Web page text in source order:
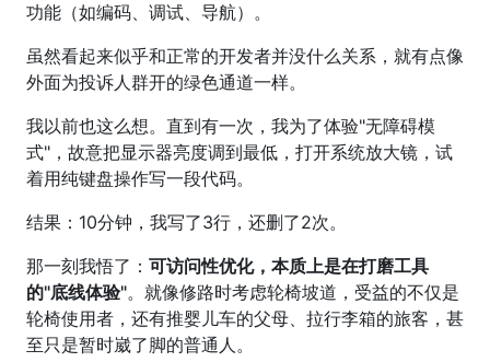
功能（如编码、调试、导航）。
虽然看起来似乎和正常的开发者并没什么关系，就有点像
外面为投诉人群开的绿色通道一样。
我以前也这么想。直到有一次，我为了体验"无障碍模
式"，故意把显示器亮度调到最低，打开系统放大镜，试
着用纯键盘操作写一段代码。
结果：10分钟，我写了3行，还删了2次。
那一刻我悟了： 可访问性优化，本质上是在打磨工具
的"底线体验"。就像修路时考虑轮椅坡道，受益的不仅是
轮椅使用者，还有推婴儿车的父母、拉行李箱的旅客，甚
至只是暂时崴了脚的普通人。